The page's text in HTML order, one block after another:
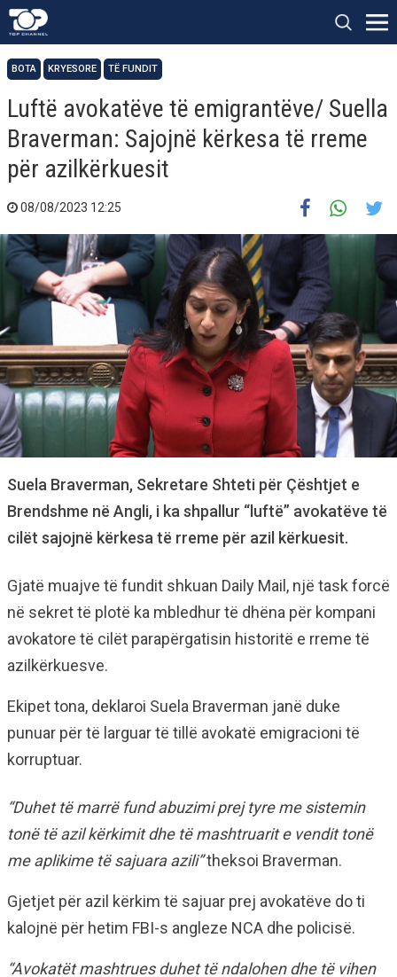
BOTA KRYESORE TË FUNDIT
Luftë avokatëve të emigrantëve/ Suella
Braverman: Sajojnë kërkesa të rreme
për azilkërkuesit
08/08/2023 12:25
Suela Braverman, Sekretare Shteti për Çështjet e
Brendshme në Angli, i ka shpallur “luftë” avokatëve të
cilët sajojnë kërkesa të rreme për azil kërkuesit.
Gjatë muajve të fundit shkuan Daily Mail, një task forcë
në sekret të plotë ka mbledhur të dhëna për kompani
avokatore të cilët parapërgatisin historitë e rreme të
azilkërkuesve.
Ekipet tona, deklaroi Suela Braverman janë duke
punuar për të larguar të tillë avokatë emigracioni të
korruptuar.
“Duhet të marrë fund abuzimi prej tyre me sistemin
tonë të azil kërkimit dhe të mashtruarit e vendit tonë
me aplikime të sajuara azili”theksoi Braverman.
Gjetjet për azil kërkim të sajuar prej avokatëve do ti
kalojnë për hetim FBI-s angleze NCA dhe policisë.
“Avokatët mashtrues duhet të ndalohen dhe të vihen